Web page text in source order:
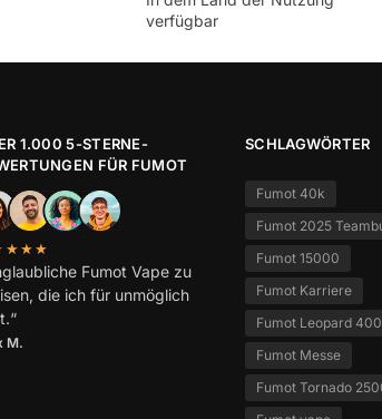
verfügbar
1.000 5-STERNE-
FÜR FUMOT
Fumot Vape zu
die ich für unmöglich
M.
SCHLAGWÖRTER
Fumot 40k
Fumot 2025
Fumot 15000
Fumot Karriere
Fumot Leopard
Fumot Messe
Fumot Tornado